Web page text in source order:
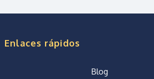
Enlaces rápidos
Blog